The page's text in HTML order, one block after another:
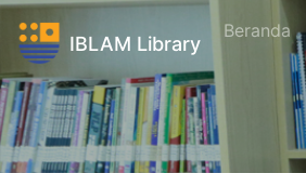
IBLAM Library
Beranda